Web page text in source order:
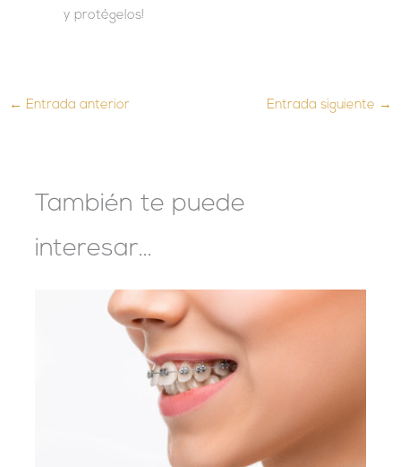
y protégelos!
← Entrada anterior Entrada siguiente →
También te puede
interesar...